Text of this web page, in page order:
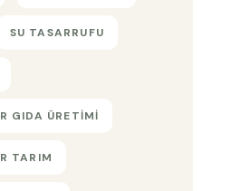
SU TASARRUFU
GIDA ÜRETIMI
TARIM